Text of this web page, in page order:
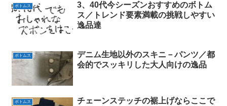
ボトムス
3、40代今シーズンおすすめのボトム
ス／トレンド要素満載の挑戦しやすい
逸品達
ボトムス
デニム生地以外のスキニ－パンツ／都
会的でスッキリした大人向けの逸品
ボトムス
チェーンステッチの裾上げならここで